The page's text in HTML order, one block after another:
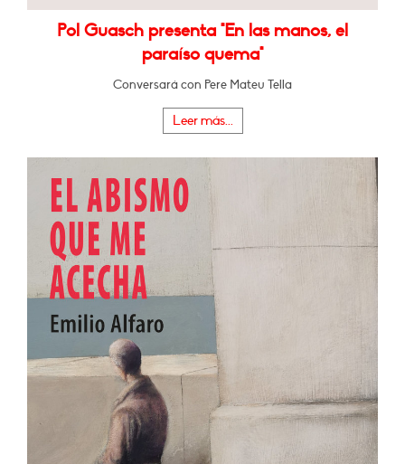
Pol Guasch presenta "En las manos, el
paraíso quema"
Conversará con Pere Mateu Tella
Leer más...